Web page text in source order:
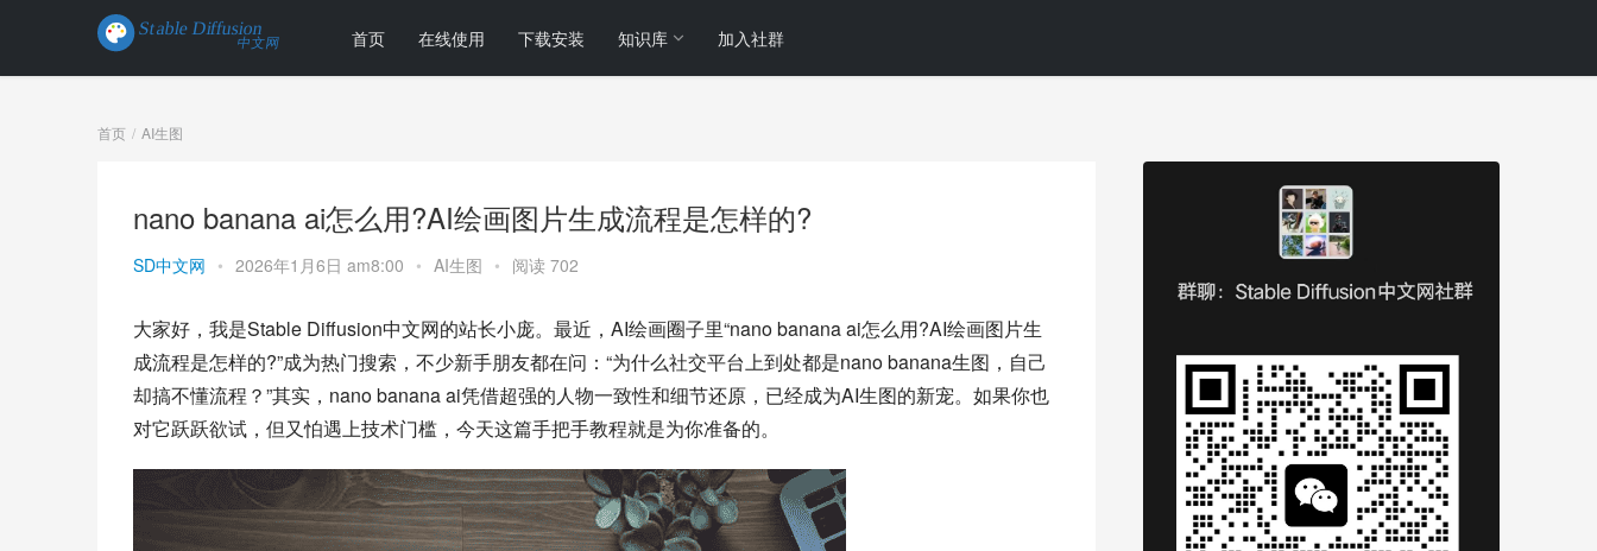
首页 在线使用 下载安装 知识库 加入社群
首页 AI生图
nano banana ai怎么用?AI绘画图片生成流程是怎样的?
SD中文网 • 2026年1月6日 am8:00 • AI生图 • 阅读 702
大家好，我是Stable Diffusion中文网的站长小庞。最近，AI绘画圈子里“nano banana ai怎么用?AI绘画图片生
成流程是怎样的?”成为热门搜索，不少新手朋友都在问：“为什么社交平台上到处都是nano banana生图，自己
却搞不懂流程？”其实，nano banana ai凭借超强的人物一致性和细节还原，已经成为AI生图的新宠。如果你也
对它跃跃欲试，但又怕遇上技术门槛，今天这篇手把手教程就是为你准备的。